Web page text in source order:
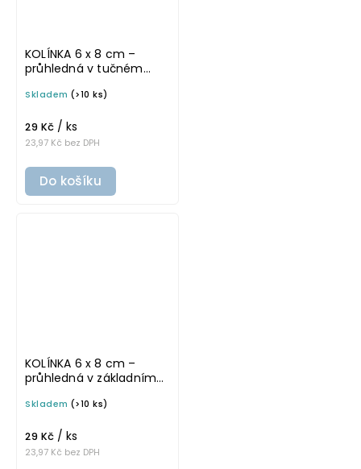
KOLÍNKA 6 x 8 cm –
průhledná v tučném
samolepka na
Skladem (>10 ks)
23,97 Kč bez DPH
29 Kč / ks
Do košíku
KOLÍNKA 6 x 8 cm –
průhledná v základním
samolepka na
Skladem (>10 ks)
23,97 Kč bez DPH
29 Kč / ks